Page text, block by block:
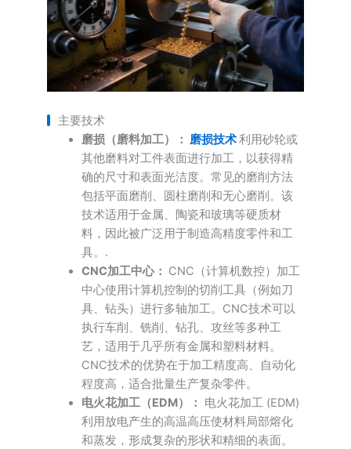
主要技术
磨损（磨料加工）： 磨损技术利用砂轮或
其他磨料对工件表面进行加工，以获得精
确的尺寸和表面光洁度。常见的磨削方法
包括平面磨削、圆柱磨削和无心磨削。该
技术适用于金属、陶瓷和玻璃等硬质材
料，因此被广泛用于制造高精度零件和工
具。.
CNC加工中心： CNC（计算机数控）加工
中心使用计算机控制的切削工具（例如刀
具、钻头）进行多轴加工。CNC技术可以
执行车削、铣削、钻孔、攻丝等多种工
艺，适用于几乎所有金属和塑料材料。
CNC技术的优势在于加工精度高、自动化
程度高，适合批量生产复杂零件。
电火花加工（EDM）：
电火花加工 (EDM)
利用放电产生的高温高压使材料局部熔化
和蒸发，形成复杂的形状和精细的表面。